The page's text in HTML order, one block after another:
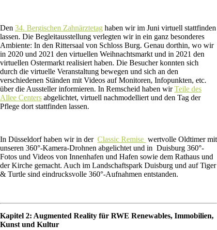
Den 34. Bergischen Zahnärztetag haben wir im Juni virtuell stattfinden
lassen. Die Begleitausstellung verlegten wir in ein ganz besonderes
Ambiente: In den Rittersaal von Schloss Burg. Genau dorthin, wo wir
in 2020 und 2021 den virtuellen Weihnachtsmarkt und in 2021 den
virtuellen Ostermarkt realisiert haben. Die Besucher konnten sich
durch die virtuelle Veranstaltung bewegen und sich an den
verschiedenen Ständen mit Videos auf Monitoren, Infopunkten, etc.
über die Aussteller informieren. In Remscheid haben wirTeile des
Allee Centers abgelichtet, virtuell nachmodelliert und den Tag der
Pflege dort stattfinden lassen.
In Düsseldorf haben wir in der Classic Remise wertvolle Oldtimer mit
unseren 360°-Kamera-Drohnen abgelichtet und in Duisburg 360°-
Fotos und Videos von Innenhafen und Hafen sowie dem Rathaus und
der Kirche gemacht. Auch im Landschaftspark Duisburg und auf Tiger
& Turtle sind eindrucksvolle 360°-Aufnahmen entstanden.
Kapitel 2: Augmented Reality für RWE Renewables, Immobilien,
Kunst und Kultur